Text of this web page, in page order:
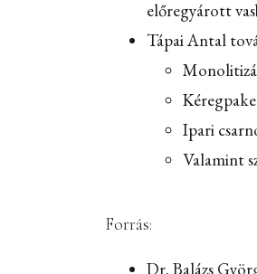
előregyárott
Tápai Antal
Ipari
Valamint
Forrás:
Dr. Balázs